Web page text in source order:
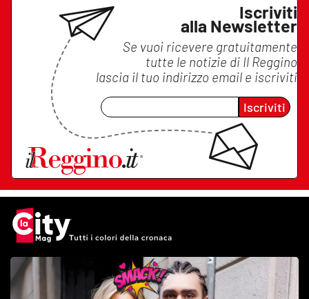
Iscriviti
alla Newsletter
Se vuoi ricevere gratuitamente
tutte le notizie di Il Reggino
lascia il tuo indirizzo email e iscriviti
Iscriviti